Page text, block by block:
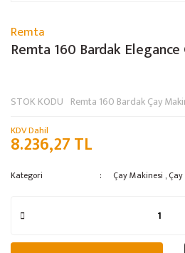
Remta
Remta 160 Bardak
STOK KODU Remta 160 Bardak Çay
KDV Dahil
8.236,27 TL
Kategori Çay Makinesi ,